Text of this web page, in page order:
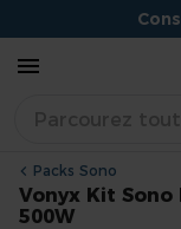
Packs Sono
Vonyx Kit
500W